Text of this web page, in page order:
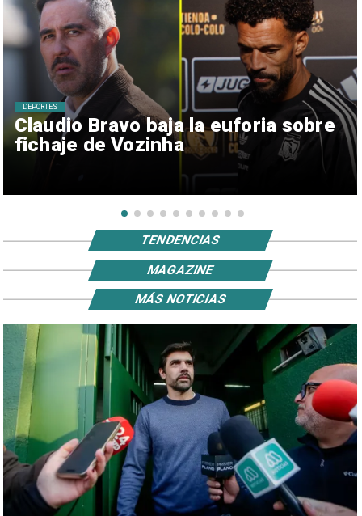
Claudio Bravo baja la euforia sobre
fichaje de Vozinha
DEPORTES
TENDENCIAS
MAGAZINE
MÁS NOTICIAS